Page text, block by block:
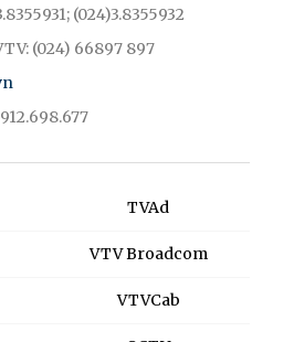
(024)3.8355932
(024) 66897 897
TVAd
VTV Broadcom
VTVCab